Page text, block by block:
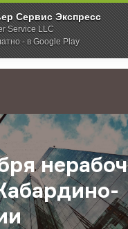
Сервис Экспресс
Service LLC
- в Google Play
Новости 8 сентября